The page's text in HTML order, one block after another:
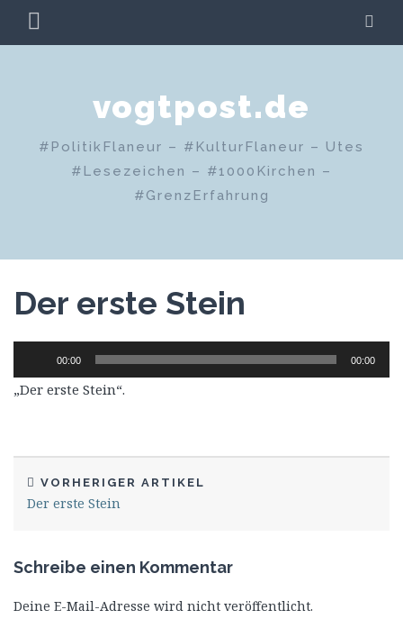
Zum
Inhalt MENÜ
vogtpost.de
#PolitikFlaneur – #KulturFlaneur – Utes
#Lesezeichen – #1000Kirchen –
#GrenzErfahrung
Der erste Stein
Player
00:00 00:00
„Der erste Stein“.
VORHERIGER ARTIKEL
Der erste Stein
Schreibe einen Kommentar
Deine E-Mail-Adresse wird nicht veröffentlicht.